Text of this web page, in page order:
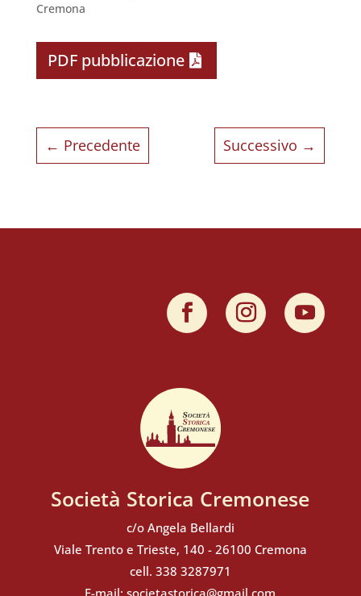
Cremona
PDF pubblicazione
← Precedente Successivo →
Società Storica Cremonese
c/o Angela Bellardi
Viale Trento e Trieste, 140 - 26100 Cremona
cell. 338 3287971